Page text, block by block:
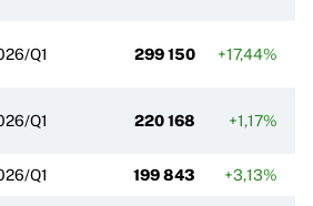
Q1 299 150 +17,44%
Q1 220 168 +1,17%
Q1 199 843 +3,13%